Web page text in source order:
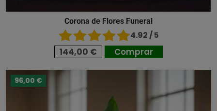
Corona de Flores Funeral
4.92 / 5
144,00 € Comprar
96,00 €